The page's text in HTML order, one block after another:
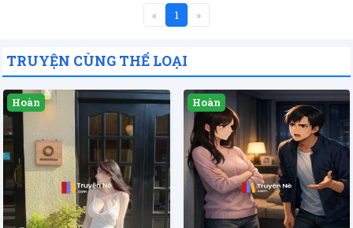
« 1 »
TRUYỆN CÙNG THỂ LOẠI